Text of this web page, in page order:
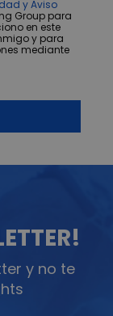
y Aviso
Group para
en este
y para
mediante
y no te